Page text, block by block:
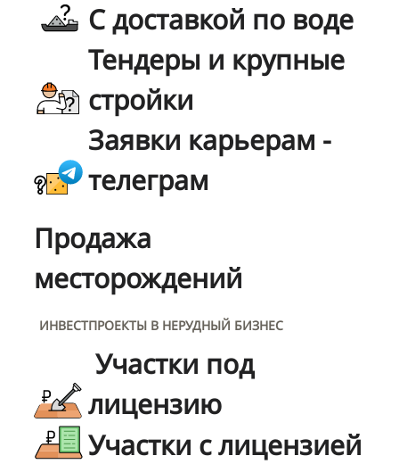
С доставкой по воде
Тендеры и крупные
стройки
Заявки карьерам -
телеграм
Продажа
месторождений
ИНВЕСТПРОЕКТЫ В НЕРУДНЫЙ БИЗНЕС
Участки под
лицензию
Участки с лицензией